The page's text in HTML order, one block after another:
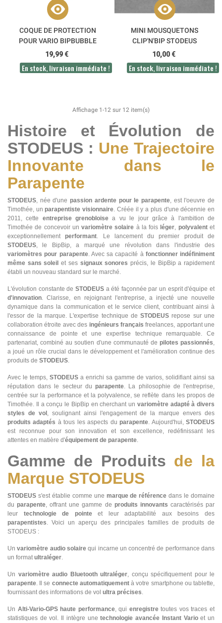
COQUE DE PROTECTION
POUR VARIO BIPBUBBLE
STODEUS
19,99 €
En stock, livraison immédiate !
MINI MOUSQUETONS
CLIP'N'BIP STODEUS
10,00 €
En stock, livraison immédiate !
Affichage 1-12 sur 12 item(s)
Histoire et Évolution de
STODEUS : Une Trajectoire
Innovante dans le
Parapente
STODEUS, née d'unepassion ardente pour le parapente, est l'oeuvre de
Timothée, unparapentiste visionnaire. Créée il y a plus d'une décennie en
2011, cette entreprise grenobloise a vu le jour grâce à l'ambition de
Timothée de concevoir unvariomètre solaire à la fois léger, polyvalentet
exceptionnellementperformant. Le lancement du premier produit de
STODEUS, le BipBip, a marqué une révolution dans l'industrie des
variomètres pour parapente. Avec sa capacité à fonctionner indéfiniment
même sans soleil et ses signaux sonores précis, le BipBip a rapidement
établi un nouveau standard sur le marché.
L'évolution constante de STODEUSa été façonnée par un esprit d'équipe et
d'innovation. Clarisse, en rejoignant l'entreprise, a injecté une nouvelle
dynamique dans la communication et le service client, contribuant ainsi à
l'essor de la marque. L'expertise technique deSTODEUS repose sur une
collaboration étroite avec des ingénieurs français freelances, apportant une
connaissance de pointe et une expertise technique remarquable. Ce
partenariat, combiné au soutien d'une communauté de pilotes passionnés,
a joué un rôle crucial dans le développement et l'amélioration continue des
produits de STODEUS.
Avec le temps, STODEUS a enrichi sa gamme de varios, solidifiant ainsi sa
réputation dans le secteur duparapente. La philosophie de l'entreprise,
centrée sur la performance et la polyvalence, se reflète dans les propos de
Timothée. Il a conçu le BipBip en cherchant un variomètre adapté à divers
styles de vol , soulignant ainsi l'engagement de la marque envers des
produits adaptés à tous les aspects duparapente. Aujourd'hui,STODEUS
est reconnue pour son innovation et son excellence, redéfinissant les
attentes en matière d'équipement de parapente.
Gamme de Produits de la
Marque STODEUS
STODEUS s'est établie comme une marque de référence dans le domaine
duparapente, offrant une gamme de produits innovants caractérisés par
leur technologie de pointeet leur adaptabilité aux besoins des
parapentistes. Voici un aperçu des principales familles de produits de
STODEUS :
Unvariomètre audio solairequi incarne un concentré de performance dans
un formatultraléger.
Un variomètre audio Bluetooth ultraléger, conçu spécifiquement pour le
parapente. Il se connecte automatiquementà votre smartphone ou tablette,
fournissant des informations de vol ultra précises.
Un Alti-Vario-GPS haute performance, qui enregistretoutes vos traces et
statistiques de vol. Il intègre unetechnologie avancée Instant Varioet un